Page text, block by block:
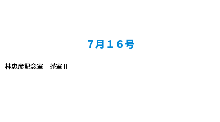
７月１６号
林忠彦記念室 茶室Ⅱ